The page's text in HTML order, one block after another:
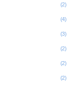
(2)
(4)
(3)
(2)
(2)
(2)